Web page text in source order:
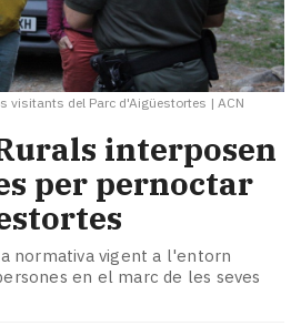
visitants del Parc d'Aigüestortes | ACN
interposen
per pernoctar
normativa vigent a l'entorn
en el marc de les seves